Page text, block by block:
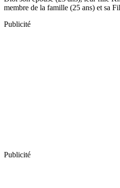
membre de la famille (25 ans) et sa
Publicité
Publicité